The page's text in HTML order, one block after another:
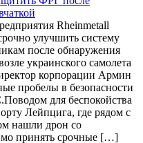
Rheinmetall
улучшить систему
после обнаружения
украинского самолета
корпорации Армин
пробелы в безопасности
для беспокойства
Лейпцига, где рядом с
нашли дрон со
принять срочные […]